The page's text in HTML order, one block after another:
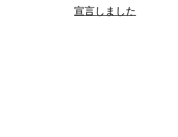
宣言しました